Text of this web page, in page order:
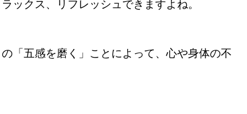
ックス、リフレッシュできますよね。
「五感を磨く」ことによって、心や身体の不